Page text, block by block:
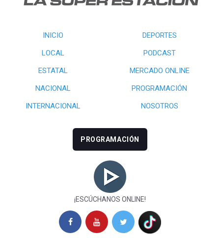
INICIO
DEPORTES
LOCAL
PODCAST
ESTATAL
MERCADO ONLINE
NACIONAL
PROGRAMACIÓN
INTERNACIONAL
NOSOTROS
PROGRAMACIÓN
¡ESCÚCHANOS ONLINE!